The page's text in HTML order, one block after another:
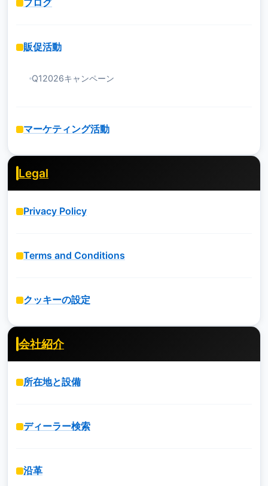
ブログ
販促活動
Q12026キャンペーン
マーケティング活動
Legal
Privacy Policy
Terms and Conditions
クッキーの設定
会社紹介
所在地と設備
ディーラー検索
沿革